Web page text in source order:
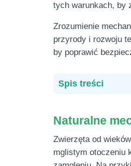
tych warunkach, by
Zrozumienie
przyrody i rozwoju
by poprawić
Spis treści
Naturalne
Zwierzęta od
mglistym otoczeniu